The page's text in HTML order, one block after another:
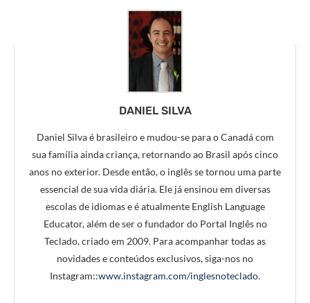
DANIEL SILVA
Daniel Silva é brasileiro e mudou-se para o Canadá com
sua família ainda criança, retornando ao Brasil após cinco
anos no exterior. Desde então, o inglês se tornou uma parte
essencial de sua vida diária. Ele já ensinou em diversas
escolas de idiomas e é atualmente English Language
Educator, além de ser o fundador do Portal Inglês no
Teclado, criado em 2009. Para acompanhar todas as
novidades e conteúdos exclusivos, siga-nos no
Instagram::www.instagram.com/inglesnoteclado.